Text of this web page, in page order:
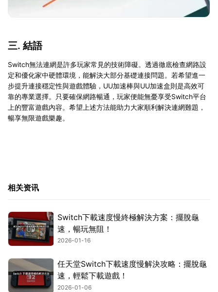
三. 結語
Switch無法連網是許多玩家常見的技術障礙。透過徹底檢查網路設
定和優化家中硬體環境，能解決大部分基礎連接問題。若希望進一
步提升連接穩定性與遊戲體驗，UU加速棒與UU加速盒則是高效可
靠的專業選擇。只要確保網路暢通，玩家便能無憂享受Switch平台
上的豐富遊戲內容。希望上述方法能助力大家順利解決連網難題，
暢享無限遊戲樂趣。
相关资讯
Switch下載速度慢終極解決方案：擺脫龜
速，暢玩無阻！
2026-01-16
任天堂Switch下載速度慢解決攻略：擺脫龜
速，輕鬆下載遊戲！
2026-01-06